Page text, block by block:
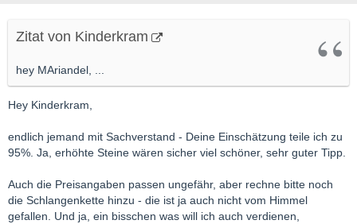
Zitat von Kinderkram
hey MAriandel, ...
Hey Kinderkram,
endlich jemand mit Sachverstand - Deine Einschätzung teile ich zu
95%. Ja, erhöhte Steine wären sicher viel schöner, sehr guter Tipp.
Auch die Preisangaben passen ungefähr, aber rechne bitte noch
die Schlangenkette hinzu - die ist ja auch nicht vom Himmel
gefallen. Und ja, ein bisschen was will ich auch verdienen,